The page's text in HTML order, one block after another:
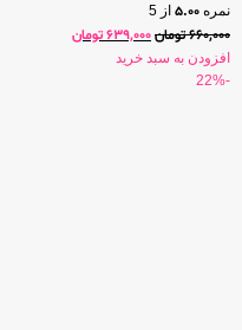
نمره 5.00 از 5
660,000تومان639,000تومان
افزودن به سبد خرید
-22%